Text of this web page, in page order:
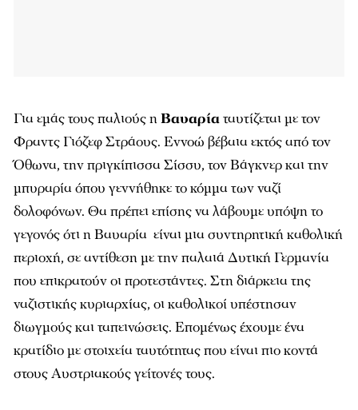
Για εμάς τους παλιούς ηΒαυαρίαταυτίζεται με τον
Φραντς Γιόζεφ Στράους. Εννοώ βέβαια εκτός από τον
Όθωνα, την πριγκίπισσα Σίσσυ, τον Βάγκνερ και την
μπυραρία όπου γεννήθηκε το κόμμα των ναζί
δολοφόνων. Θα πρέπει επίσης να λάβουμε υπόψη το
γεγονός ότι η Βαυαρία είναι μια συντηρητική καθολική
περιοχή, σε αντίθεση με την παλαιά Δυτική Γερμανία
που επικρατούν οι προτεστάντες. Στη διάρκεια της
ναζιστικής κυριαρχίας, οι καθολικοί υπέστησαν
διωγμούς και ταπεινώσεις. Επομένως έχουμε ένα
κρατίδιο με στοιχεία ταυτότητας που είναι πιο κοντά
στους Αυστριακούς γείτονές τους.